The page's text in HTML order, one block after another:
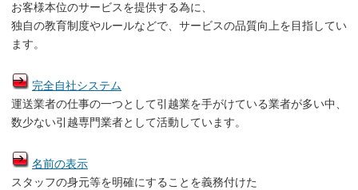
お客様本位のサービスを提供する為に、
独自の教育制度やルールなどで、サービスの品質向上を目指してい
ます。
完全自社システム
運送業者の仕事の一つとして引越業を手がけている業者が多い中、
数少ない引越専門業者として活動しています。
名前の表示
スタッフの身元等を明確にすることを義務付けた